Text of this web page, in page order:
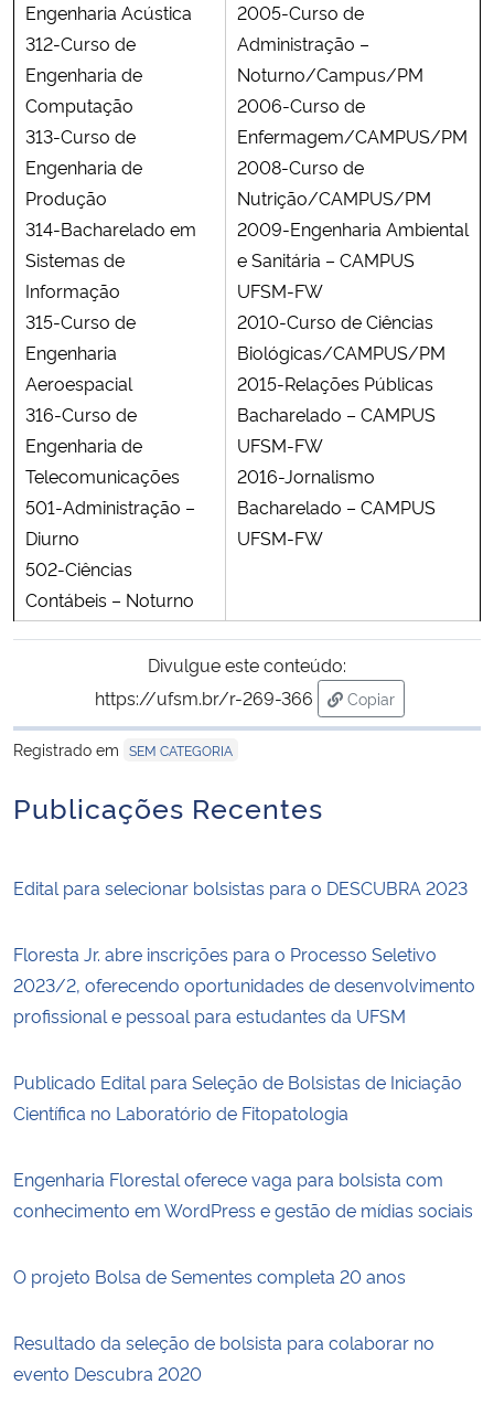
Engenharia Acústica
312-Curso de
Engenharia de
Computação
313-Curso de
Engenharia de
Produção
314-Bacharelado em
Sistemas de
Informação
315-Curso de
Engenharia
Aeroespacial
316-Curso de
Engenharia de
Telecomunicações
501-Administração –
Diurno
502-Ciências
Contábeis – Noturno
2005-Curso de
Administração –
Noturno/Campus/PM
2006-Curso de
Enfermagem/CAMPUS/PM
2008-Curso de
Nutrição/CAMPUS/PM
2009-Engenharia Ambiental
e Sanitária – CAMPUS
UFSM-FW
2010-Curso de Ciências
Biológicas/CAMPUS/PM
2015-Relações Públicas
Bacharelado – CAMPUS
UFSM-FW
2016-Jornalismo
Bacharelado – CAMPUS
UFSM-FW
Divulgue este conteúdo:
https://ufsm.br/r-269-366
Copiar
para área de
Registrado em SEM CATEGORIA
Publicações Recentes
Edital para selecionar bolsistas para o DESCUBRA 2023
Floresta Jr. abre inscrições para o Processo Seletivo
2023/2, oferecendo oportunidades de desenvolvimento
profissional e pessoal para estudantes da UFSM
Publicado Edital para Seleção de Bolsistas de Iniciação
Científica no Laboratório de Fitopatologia
Engenharia Florestal oferece vaga para bolsista com
conhecimento em WordPress e gestão de mídias sociais
O projeto Bolsa de Sementes completa 20 anos
Resultado da seleção de bolsista para colaborar no
evento Descubra 2020